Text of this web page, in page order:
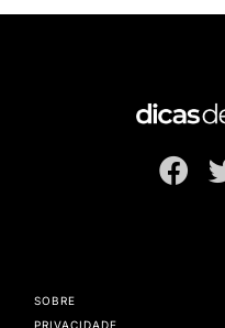
SOBRE
PRIVACIDADE